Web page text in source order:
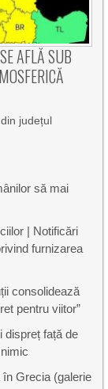
AFLĂ SUB
județul
să mai
| Notificări
furnizarea
consolidează
pentru viitor”
dispreț față de
Grecia (galerie